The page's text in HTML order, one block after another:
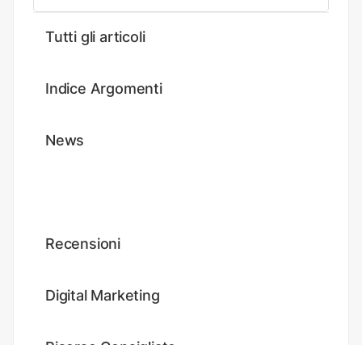
Tutti gli articoli
Indice Argomenti
News
Recensioni
Digital Marketing